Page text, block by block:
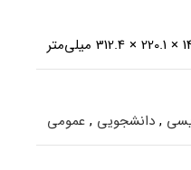
, دانشجویی , عمومی